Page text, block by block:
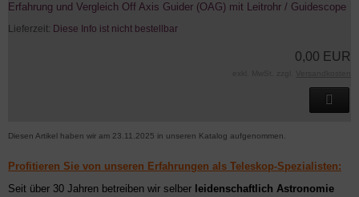
Erfahrung und Vergleich Off Axis Guider (OAG) mit Leitrohr / Guidescope
Lieferzeit: Diese Info ist nicht bestellbar
0,00 EUR
Diesen Artikel haben wir am 23.11.2025 in unseren Katalog aufgenommen.
Profitieren Sie von unseren Erfahrungen als Teleskop-Spezialisten:
Seit über 30 Jahren betreiben wir selber leidenschaftlich Astronomie